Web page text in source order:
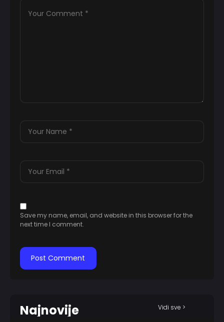
Save my name, email, and website in this browser for the
next time I comment.
Najnovije Vidi sve >